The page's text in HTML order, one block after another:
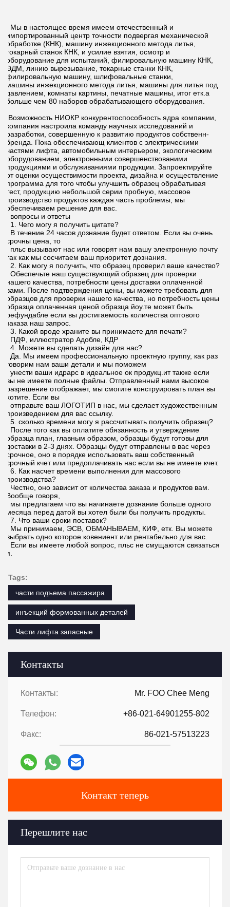
Контакты
Контакты: Mr. FOO Chee Meng
Телефон: +86-021-64901255-802
Факс: 86-021-57513223
Контакт теперь
Перешлите нас
Мы в настоящее время имеем отечественный и
импортированный центр точности подвергая механической
обработке (КНК), машину инжекционного метода литья,
токарный станок КНК, и усилие взятия, осмотр и
оборудование для испытаний, филировальную машину КНК,
ЭДМ, линию вырезывание, токарные станки КНК,
филировальную машину, шлифовальные станки,
машины инжекционного метода литья, машины для литья под
давлением, комнаты картины, печатные машины, итог етк.а
больше чем 80 наборов обрабатывающего оборудования.
Возможность НИОКР конкурентоспособность ядра компании,
компания настроила команду научных исследований и
разработки, совершенную к развитию продуктов собственн-
бренда. Пока обеспечивающ клиентов с электрическими
частями лифта, автомобильным интерьером, экологическим
оборудованием, электронными совершенствованими
продукциями и обслуживаниями продукции. Запроектируйте
от оценки осуществимости проекта, дизайна и осуществление
программа для того чтобы улучшить образец обрабатывая
тест, продукцию небольшой серии пробную, массовое
производство продуктов каждая часть проблемы, мы
обеспечиваем решение для вас.
вопросы и ответы
1. Чего могу я получить цитате?
В течение 24 часов дознание будет ответом. Если вы очень
срочны цена, то
пльс вызывают нас или говорят нам вашу электронную почту
так как мы сосчитаем ваш приоритет дознания.
2. Как могу я получить, что образец проверил ваше качество?
Обеспечьте наш существующий образец для проверки
нашего качества, потребности цены доставки оплаченной
вами. После подтверждения цены, вы можете требовать для
образцов для проверки нашего качества, но потребность цены
образца оплаченная ценой образца йоу.те может быть
рефундабле если вы достигаемость количества оптового
заказа наш запрос.
3. Какой вроде храните вы принимаете для печати?
ПДФ, иллюстратор Адобле, КДР
4. Можете вы сделать дизайн для нас?
Да. Мы имеем профессиональную проектную группу, как раз
говорим нам ваши детали и мы поможем
унести ваши идрарс в идеальное ок продукц.ит также если
вы не имеете полные файлы. Отправленный нами высокое
разрешение отображает, мы смогите конструировать план вы
хотите. Если вы
отправьте ваш ЛОГОТИП в нас, мы сделает художественным
произведением для вас ссылку.
5. сколько времени могу я рассчитывать получить образец?
После того как вы оплатите обязанность и утверждение
образца план, главным образом, образцы будут готовы для
доставки в 2-3 днях. Образцы будут отправлены в вас через
срочное, оно в порядке использовать ваш собственный
срочный кчет или предоплачивать нас если вы не имеете кчет.
6. Как насчет времени выполнения для массового
производства?
Честно, оно зависит от количества заказа и продуктов вам.
Вообще говоря,
мы предлагаем что вы начинаете дознание больше одного
месяца перед датой вы хотел были бы получить продукты.
7. Что ваши сроки поставок?
Мы принимаем, ЭСВ, ОБМАНЫВАЕМ, КИФ, етк. Вы можете
выбрать одно которое ковениент или рентабельно для вас.
Если вы имеете любой вопрос, пльс не смущаются связаться
я.
Tags:
части подъема пассажира
инъекций формованных деталей
Части лифта запасные